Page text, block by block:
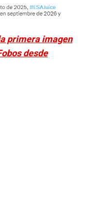
primera imagen
desde